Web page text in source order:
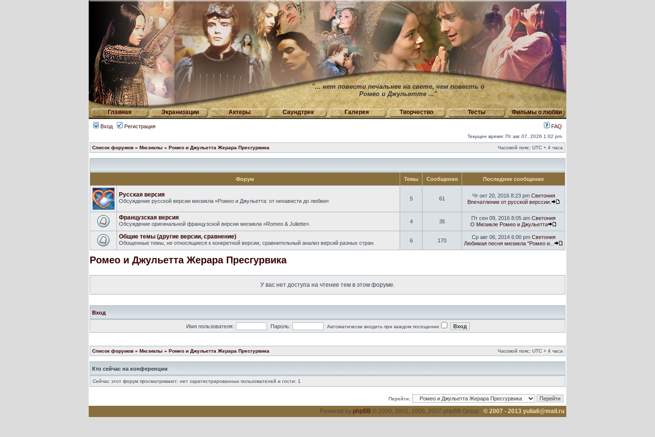
"... нет повести печальнее на свете, чем повесть о
Ромео и Джульетте ..."
Главная Экранизации Актеры Саундтрек Галерея Творчество Тесты Фильмы о любви
Вход Регистрация FAQ
Текущее время: Пт авг 07, 2026 1:02 pm
Список форумов » Мюзиклы » Ромео и Джульетта Жерара Пресгурвика Часовой пояс: UTC + 4 часа
Форум Темы Сообщения Последнее сообщение
Русская версия
Обсуждение русской версии мюзикла «Ромео и Джульетта: от ненависти до любви» 5 61 Чт окт 20, 2016 8:23 pm Светония
Впечатление от русской верссии.
Французская версия
Обсуждение оригинальной французской версии мюзикла «Romeo & Juliette». 4 35
Пт сен 09, 2016 8:05 am Светония
О Мюзикле Ромео и Джульетта
Общие темы (другие версии, сравнение)
Обощенные темы, не относящиеся к конкретной версии, сравнительный анализ версий разных стран. 6 170
Ср авг 06, 2014 6:00 pm Светония
Любимая песня мюзикла "Ромео и...
Ромео и Джульетта Жерара Пресгурвика
У вас нет доступа на чтение тем в этом форуме.
Вход
Имя пользователя: Пароль: Автоматически входить при каждом посещении
Список форумов » Мюзиклы » Ромео и Джульетта Жерара Пресгурвика Часовой пояс: UTC + 4 часа
Кто сейчас на конференции
Сейчас этот форум просматривают: нет зарегистрированных пользователей и гости: 1
Перейти:
Powered by phpBB © 2000, 2002, 2005, 2007 phpBB Group © 2007 - 2013 yulia6@mail.ru